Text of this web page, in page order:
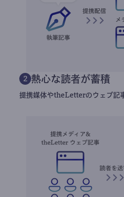
2 熱心な読者が蓄積
提携媒体やtheLetterのウェブ記